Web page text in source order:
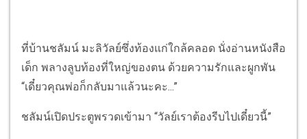
ที่บ้านชลัมน์ มะลิวัลย์ซึ่งท้องแก่ใกล้คลอด นั่งอ่านหนังสือ
เด็ก พลางลูบท้องที่ใหญ่ของตน ด้วยความรักและผูกพัน
“เดี๋ยวคุณพ่อก็กลับมาแล้วนะคะ...”
ชลัมน์เปิดประตูพรวดเข้ามา “วัลย์เราต้องรีบไปเดี๋ยวนี้”